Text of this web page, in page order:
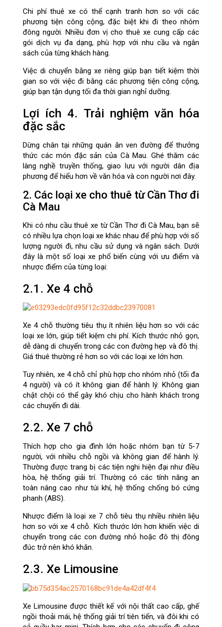
Chi phí thuê xe có thể cạnh tranh hơn so với các
phương tiện công cộng, đặc biệt khi đi theo nhóm
đông người. Nhiều đơn vị cho thuê xe cung cấp các
gói dịch vụ đa dạng, phù hợp với nhu cầu và ngân
sách của từng khách hàng.
Việc di chuyển bằng xe riêng giúp bạn tiết kiệm thời
gian so với việc đi bằng các phương tiện công cộng,
giúp bạn tận dụng tối đa thời gian nghỉ dưỡng.
Lợi ích 4. Trải nghiệm văn hóa
đặc sắc
Dừng chân tại những quán ăn ven đường để thưởng
thức các món đặc sản của Cà Mau. Ghé thăm các
làng nghề truyền thống, giao lưu với người dân địa
phương để hiểu hơn về văn hóa và con người nơi đây.
2. Các loại xe cho thuê từ Cần Thơ đi
Cà Mau
Khi có nhu cầu thuê xe từ Cần Thơ đi Cà Mau, bạn sẽ
có nhiều lựa chọn loại xe khác nhau để phù hợp với số
lượng người đi, nhu cầu sử dụng và ngân sách. Dưới
đây là một số loại xe phổ biến cùng với ưu điểm và
nhược điểm của từng loại:
2.1. Xe 4 chỗ
Xe 4 chỗ thường tiêu thụ ít nhiên liệu hơn so với các
loại xe lớn, giúp tiết kiệm chi phí. Kích thước nhỏ gọn,
dễ dàng di chuyển trong các con đường hẹp và đô thị.
Giá thuê thường rẻ hơn so với các loại xe lớn hơn.
Tuy nhiên, xe 4 chỗ chỉ phù hợp cho nhóm nhỏ (tối đa
4 người) và có ít không gian để hành lý. Không gian
chật chội có thể gây khó chịu cho hành khách trong
các chuyến đi dài.
2.2. Xe 7 chỗ
Thích hợp cho gia đình lớn hoặc nhóm bạn từ 5-7
người, với nhiều chỗ ngồi và không gian để hành lý.
Thường được trang bị các tiện nghi hiện đại như điều
hòa, hệ thống giải trí. Thường có các tính năng an
toàn nâng cao như túi khí, hệ thống chống bó cứng
phanh (ABS).
Nhược điểm là loại xe 7 chỗ tiêu thụ nhiều nhiên liệu
hơn so với xe 4 chỗ. Kích thước lớn hơn khiến việc di
chuyển trong các con đường nhỏ hoặc đô thị đông
đúc trở nên khó khăn.
2.3. Xe Limousine
Xe Limousine được thiết kế với nội thất cao cấp, ghế
ngồi thoải mái, hệ thống giải trí tiên tiến, và đôi khi có